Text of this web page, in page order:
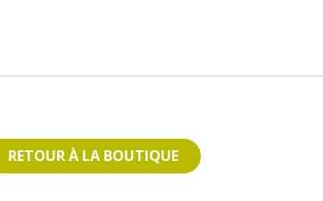
RETOUR À LA BOUTIQUE